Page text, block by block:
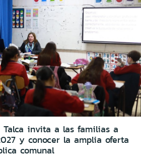
invita a las familias a
y conocer la amplia oferta
comunal